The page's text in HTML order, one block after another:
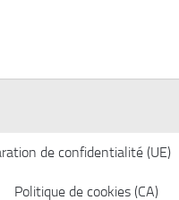
de confidentialité (UE)
Politique de cookies (CA)